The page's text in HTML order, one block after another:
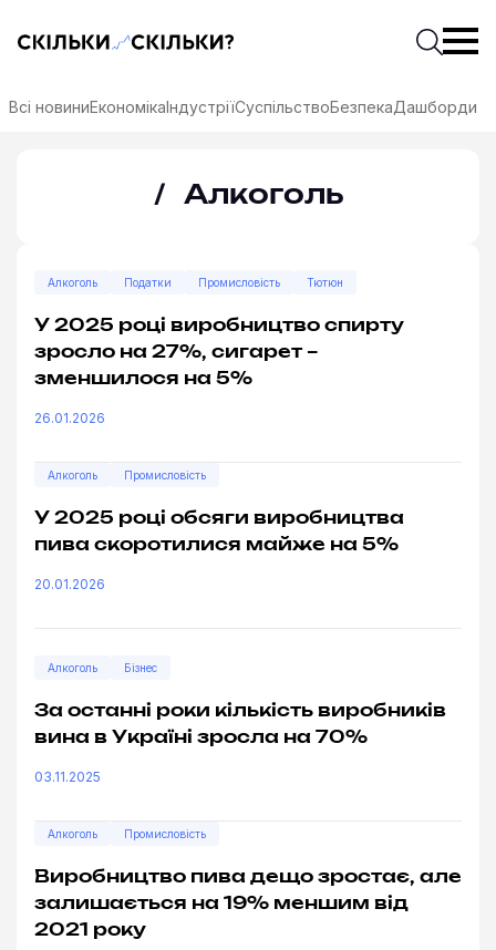
Скільки-скільки? — Медіа про суспільні даніПочати
Всі новиниЕкономікаІндустріїСуспільствоБезпекаДашборди
Алкоголь
Алкоголь Податки Промисловість Тютюн
У 2025 році виробництво спирту
зросло на 27%, сигарет –
зменшилося на 5%
26.01.2026
Алкоголь Промисловість
У 2025 році обсяги виробництва
пива скоротилися майже на 5%
20.01.2026
Алкоголь Бізнес
За останні роки кількість виробників
вина в Україні зросла на 70%
03.11.2025
Алкоголь Промисловість
Виробництво пива дещо зростає, але
залишається на 19% меншим від
2021 року